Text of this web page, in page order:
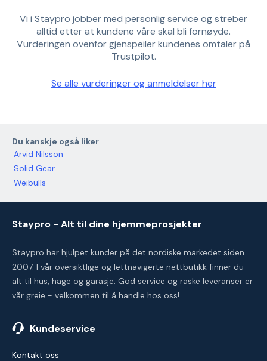
Vi i Staypro jobber med personlig service og streber
alltid etter at kundene våre skal bli fornøyde.
Vurderingen ovenfor gjenspeiler kundenes omtaler på
Trustpilot.
Se alle vurderinger og anmeldelser her
Du kanskje også liker
Arvid Nilsson
Solid Gear
Weibulls
Staypro - Alt til dine hjemmeprosjekter
Staypro har hjulpet kunder på det nordiske markedet siden
2007. I vår oversiktlige og lettnavigerte nettbutikk finner du
alt til hus, hage og garasje. God service og raske leveranser er
vår greie - velkommen til å handle hos oss!
Kundeservice
Kontakt oss